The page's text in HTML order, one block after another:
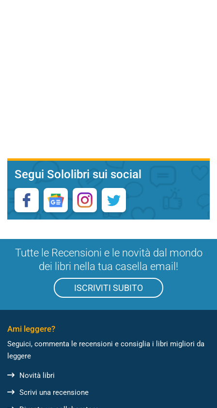
Segui Sololibri sui social
Tutte le Recensioni e le novità dal mondo
dei libri nella tua casella email!
ISCRIVITI SUBITO
Ami leggere?
Seguici, commenta le recensioni e consiglia i libri migliori da
leggere
Novità libri
Scrivi una recensione